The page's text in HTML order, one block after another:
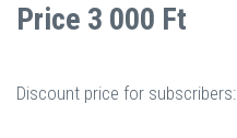
Price 3 000 Ft
Discount price for subscribers: